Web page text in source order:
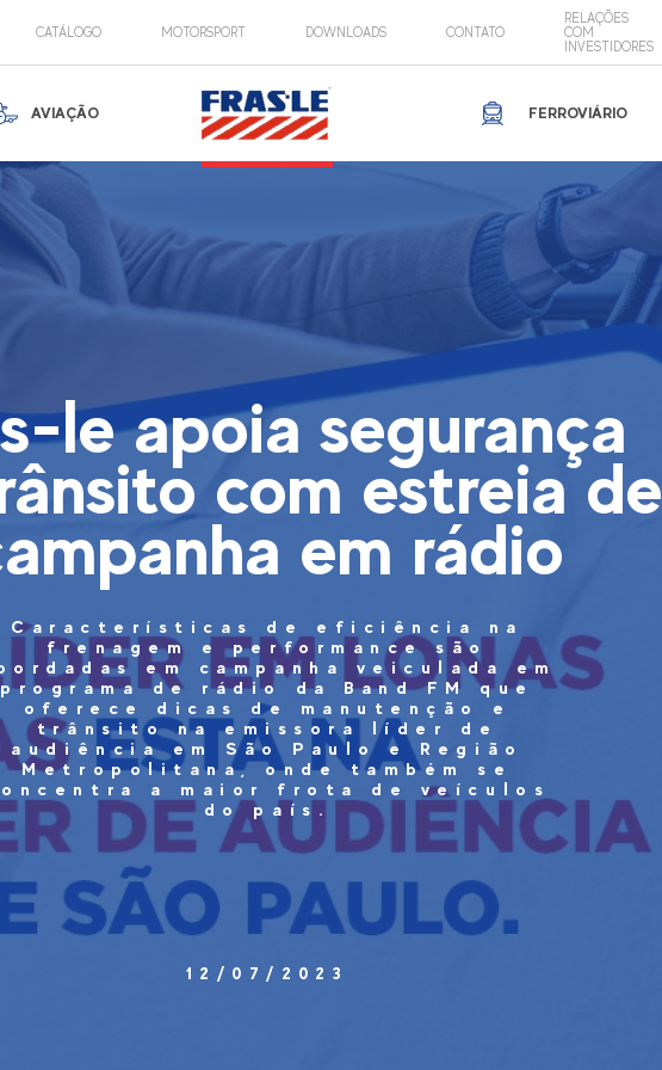
CATÁLOGO MOTORSPORT DOWNLOADS CONTATO
RELAÇÕES
COM
INVESTIDORES
AVIAÇÃO FERROVIÁRIO
le apoia segurança
com estreia de
em rádio
Características de eficiência na
frenagem e performance são
em campanha veiculada em
programa de rádio da Band FM que
oferece dicas de manutenção e
trânsito na emissora líder de
audiência em São Paulo e Região
Metropolitana, onde também se
a maior frota de veículos
do país.
12/07/2023